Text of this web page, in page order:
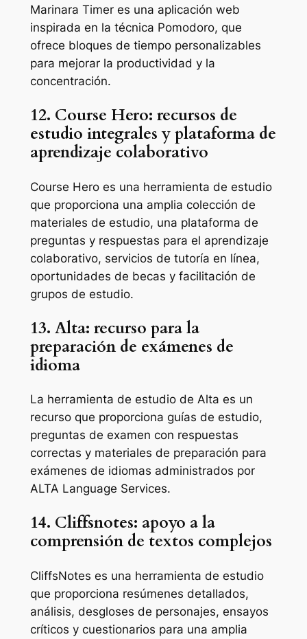
Marinara Timer es una aplicación web
inspirada en la técnica Pomodoro, que
ofrece bloques de tiempo personalizables
para mejorar la productividad y la
concentración.
12. Course Hero: recursos de
estudio integrales y plataforma de
aprendizaje colaborativo
Course Hero es una herramienta de estudio
que proporciona una amplia colección de
materiales de estudio, una plataforma de
preguntas y respuestas para el aprendizaje
colaborativo, servicios de tutoría en línea,
oportunidades de becas y facilitación de
grupos de estudio.
13. Alta: recurso para la
preparación de exámenes de
idioma
La herramienta de estudio de Alta es un
recurso que proporciona guías de estudio,
preguntas de examen con respuestas
correctas y materiales de preparación para
exámenes de idiomas administrados por
ALTA Language Services.
14. Cliffsnotes: apoyo a la
comprensión de textos complejos
CliffsNotes es una herramienta de estudio
que proporciona resúmenes detallados,
análisis, desgloses de personajes, ensayos
críticos y cuestionarios para una amplia